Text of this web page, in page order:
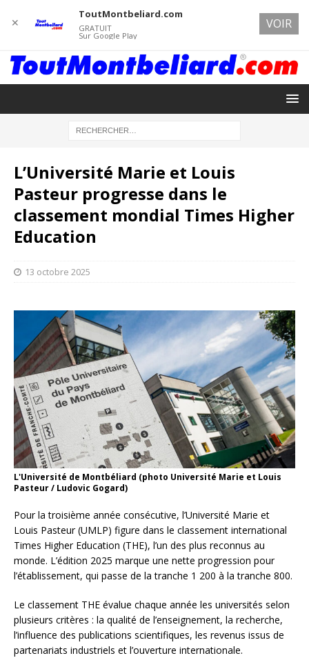
L’Université Marie et Louis
Pasteur progresse dans le
classement mondial Times Higher
Education
13 octobre 2025
L'Université de Montbéliard (photo Université Marie et Louis
Pasteur / Ludovic Gogard)
Pour la troisième année consécutive, l’Université Marie et
Louis Pasteur (UMLP) figure dans le classement international
Times Higher Education (THE), l’un des plus reconnus au
monde. L’édition 2025 marque une nette progression pour
l’établissement, qui passe de la tranche 1 200 à la tranche 800.
Le classement THE évalue chaque année les universités selon
plusieurs critères : la qualité de l’enseignement, la recherche,
l’influence des publications scientifiques, les revenus issus de
partenariats industriels et l’ouverture internationale.
✕
ToutMontbeliard.com
GRATUIT
Sur Google Play
VOIR